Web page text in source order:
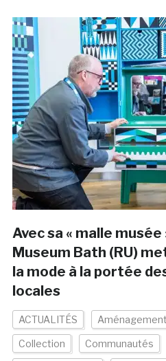
Avec sa « malle musée
Museum Bath (RU)
la mode à la portée
locales
ACTUALITÉS
Collection Communautés